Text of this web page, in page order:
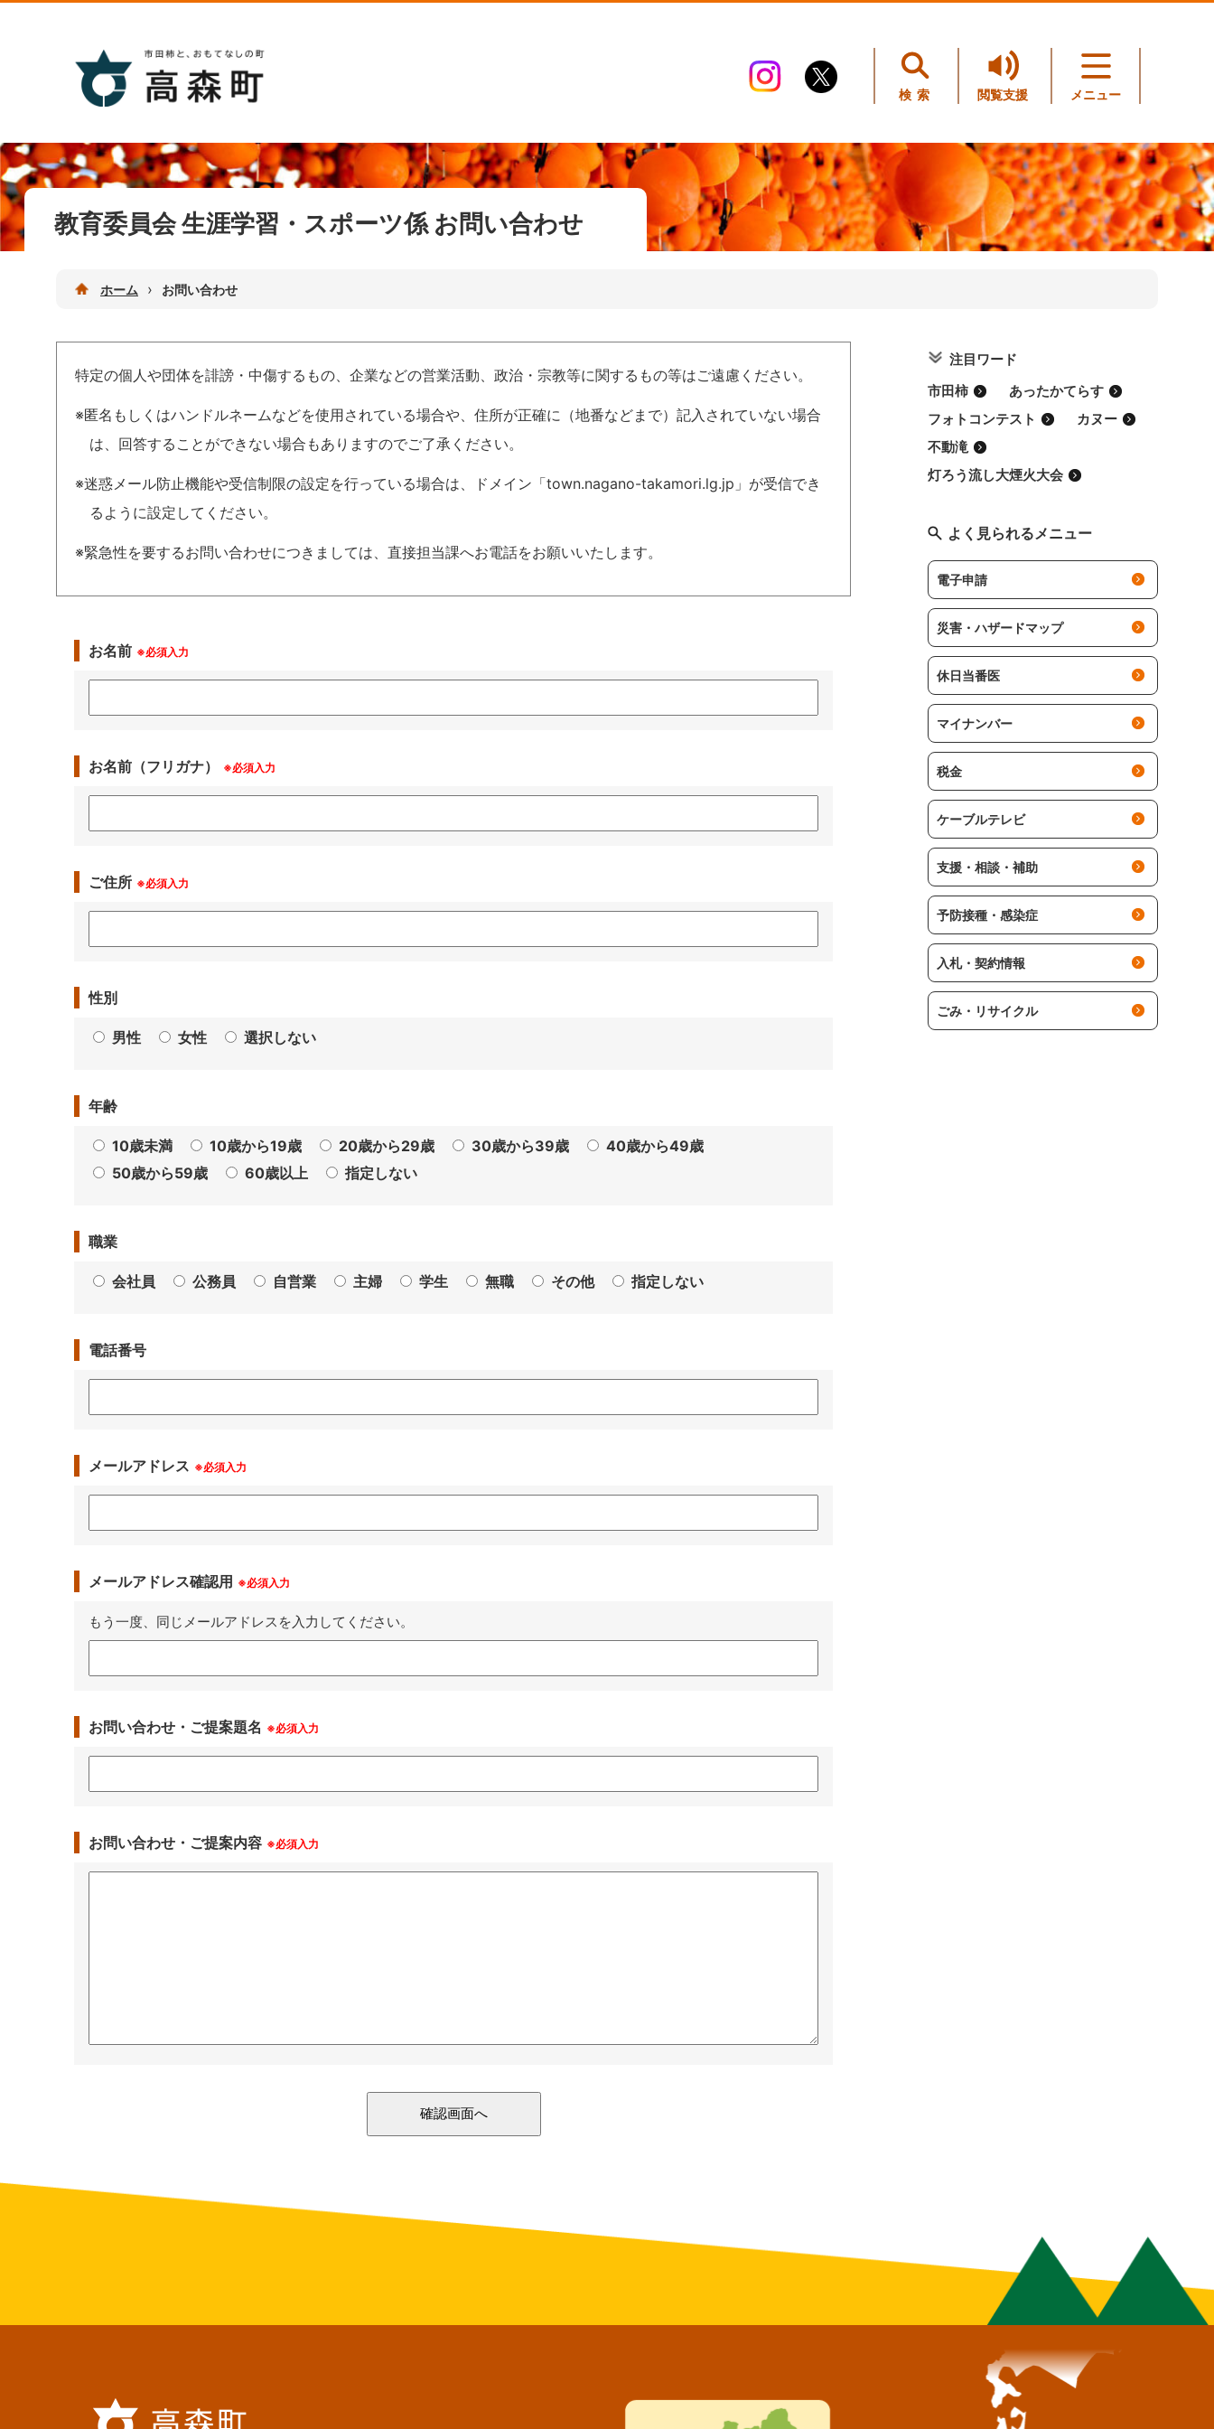
検索 閲覧支援 メニュー
教育委員会 生涯学習・スポーツ係 お問い合わせ
ホーム › お問い合わせ
特定の個人や団体を誹謗・中傷するもの、企業などの営業活動、政治・宗教等に関するもの等はご遠慮ください。
※匿名もしくはハンドルネームなどを使用されている場合や、住所が正確に（地番などまで）記入されていない場合
は、回答することができない場合もありますのでご了承ください。
※迷惑メール防止機能や受信制限の設定を行っている場合は、ドメイン「town.nagano-takamori.lg.jp」が受信でき
るように設定してください。
※緊急性を要するお問い合わせにつきましては、直接担当課へお電話をお願いいたします。
お名前 ※必須入力
お名前（フリガナ） ※必須入力
ご住所 ※必須入力
性別
男性 女性 選択しない
年齢
10歳未満 10歳から19歳 20歳から29歳 30歳から39歳
40歳から49歳
50歳から59歳
60歳以上 指定しない
職業
会社員 公務員 自営業 主婦 学生 無職 その他 指定しない
電話番号
メールアドレス ※必須入力
メールアドレス確認用 ※必須入力
もう一度、同じメールアドレスを入力してください。
お問い合わせ・ご提案題名 ※必須入力
お問い合わせ・ご提案内容 ※必須入力
注目ワード
市田柿
あったかてらす
フォトコンテスト
カヌー
不動滝
灯ろう流し大煙火大会
よく見られるメニュー
電子申請
災害・ハザードマップ
休日当番医
マイナンバー
税金
ケーブルテレビ
支援・相談・補助
予防接種・感染症
入札・契約情報
ごみ・リサイクル